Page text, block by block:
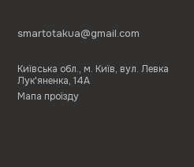
smartotakua@gmail.com
Київська обл., м. Київ, вул. Левка
Лук'яненка, 14А
Мапа проїзду